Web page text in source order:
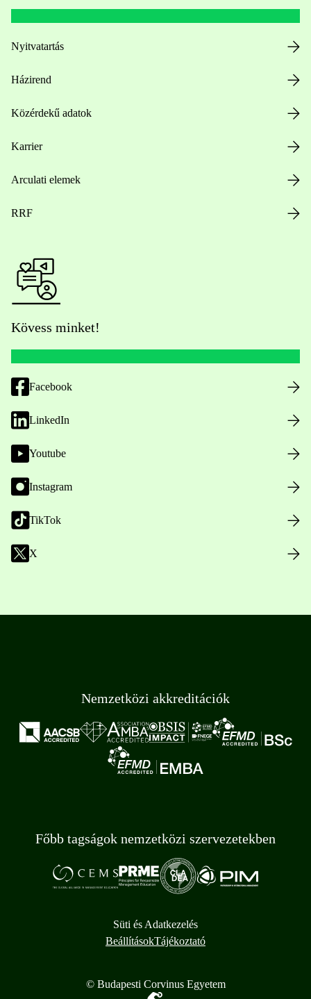
Nyitvatartás
Házirend
Közérdekű adatok
Karrier
Arculati elemek
RRF
Kövess minket!
Facebook
LinkedIn
Youtube
Instagram
TikTok
X
Nemzetközi akkreditációk
Főbb tagságok nemzetközi szervezetekben
Süti és Adatkezelés
BeállításokTájékoztató
© Budapesti Corvinus Egyetem